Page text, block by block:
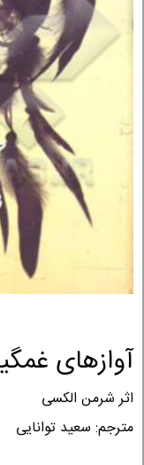
آوازهای
اثر شرمن الکسی
مترجم: سعید توانایی